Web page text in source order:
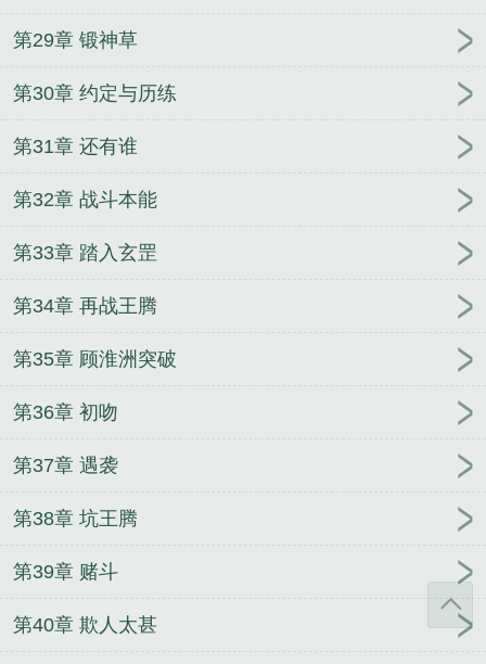
第29章 锻神草
第30章 约定与历练
第31章 还有谁
第32章 战斗本能
第33章 踏入玄罡
第34章 再战王腾
第35章 顾淮洲突破
第36章 初吻
第37章 遇袭
第38章 坑王腾
第39章 赌斗
第40章 欺人太甚